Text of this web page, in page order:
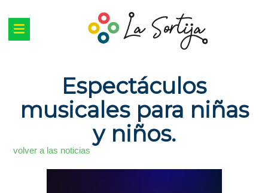
Espectáculos
musicales para niñas
y niños.
volver a las noticias